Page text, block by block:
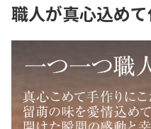
職人が真心込め